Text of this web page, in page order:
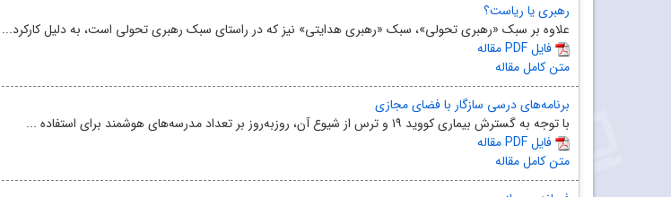
رهبری یا ریاست؟
علاوه ‌بر سبک «رهبری تحولی»، سبک «رهبری هدایتی» نیز که در راستای سبک رهبری تحولی است، به دلیل کارکرد...
مقاله PDF فایل
متن کامل مقاله
برنامه‌های درسی سازگار با فضای مجازی
با توجه به گسترش بیماری کووید ۱۹ و ترس از شیوع آن، روزبه‌روز بر تعداد مدرسه‌های هوشمند برای استفاده ...
مقاله PDF فایل
متن کامل مقاله